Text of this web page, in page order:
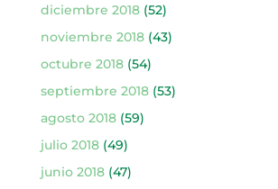
diciembre 2018(52)
noviembre 2018(43)
octubre 2018(54)
septiembre 2018(53)
agosto 2018(59)
julio 2018(49)
junio 2018(47)